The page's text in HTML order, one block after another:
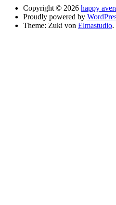
Copyright © 2026 happy
Proudly powered by
Theme: Zuki von Elmastudio.